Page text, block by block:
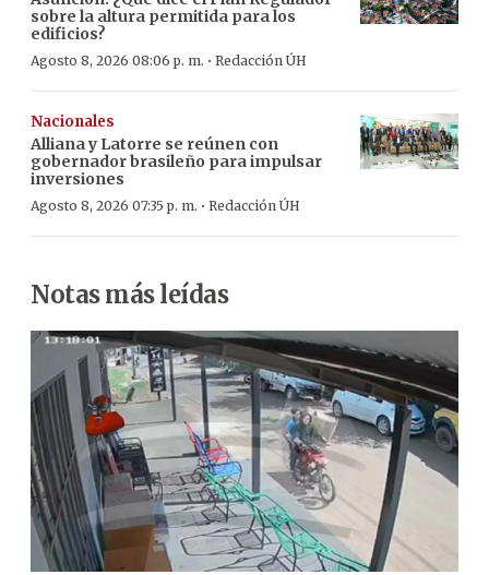
sobre la altura permitida para los
edificios?
Agosto 8, 2026 08:06 p. m. · Redacción ÚH
Nacionales
Alliana y Latorre se reúnen con
gobernador brasileño para impulsar
inversiones
Agosto 8, 2026 07:35 p. m. · Redacción ÚH
Notas más leídas